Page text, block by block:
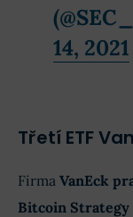
14, 2021
Třetí ETF
Firma VanEck
Bitcoin Strategy